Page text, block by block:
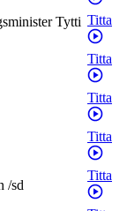
Tytti Titta
Titta
Titta
Titta
/sd
Titta